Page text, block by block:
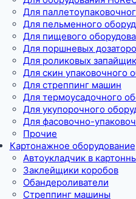
Для
Для пельменного
Для пищевого
Для поршневых
Для роликовых
Для скин упаковочного
Для стреппинг машин
Для термоусадочного
Для укупорочного
Для фасовочно-
Прочие
Картонажное оборудование
Автоукладчик в
Заклейщики коробов
Обандероливатели
Стреппинг машины